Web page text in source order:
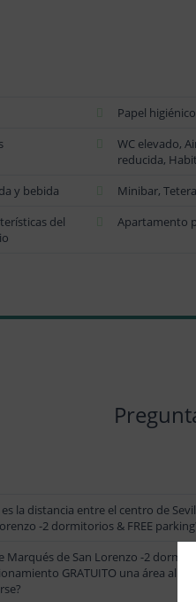
Papel
WC elevado,
reducida,
y bebida
Minibar,
del
Apartamento
es la distancia entre el centro de
-2 dormitorios & FREE
Marqués de San Lorenzo -2
GRATUITO una área al